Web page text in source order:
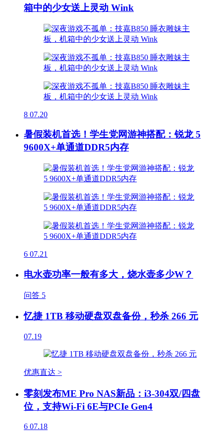
箱中的少女送上灵动 Wink
8 07.20
暑假装机首选！学生党网游神搭配：锐龙 5
9600X+单通道DDR5内存
6 07.21
电水壶功率一般有多大，烧水壶多少W？
问答 5
忆捷 1TB 移动硬盘双盘备份，秒杀 266 元
07.19
优惠直达 >
零刻发布ME Pro NAS新品：i3-304双/四盘
位，支持Wi-Fi 6E与PCIe Gen4
6 07.18